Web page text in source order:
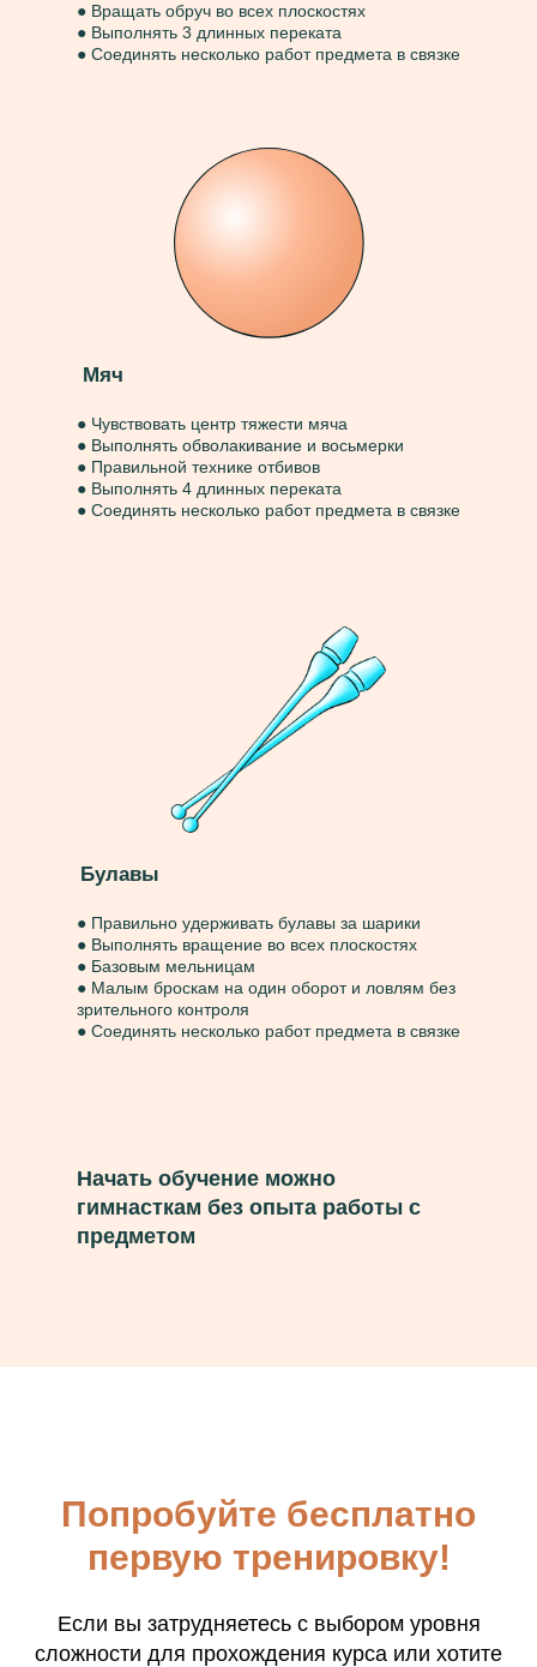
● Вращать обруч во всех плоскостях
● Выполнять 3 длинных переката
● Соединять несколько работ предмета в связке
Мяч
● Чувствовать центр тяжести мяча
● Выполнять обволакивание и восьмерки
● Правильной технике отбивов
● Выполнять 4 длинных переката
● Соединять несколько работ предмета в связке
Булавы
● Правильно удерживать булавы за шарики
● Выполнять вращение во всех плоскостях
● Базовым мельницам
● Малым броскам на один оборот и ловлям без
зрительного контроля
● Соединять несколько работ предмета в связке
Начать обучение можно
гимнасткам без опыта работы с
предметом
Попробуйте бесплатно
первую тренировку!
Если вы затрудняетесь с выбором уровня
сложности для прохождения курса или хотите